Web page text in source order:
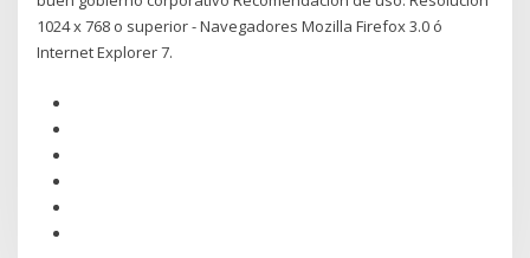
1024 x 768 o superior - Navegadores Mozilla Firefox 3.0 ó
Internet Explorer 7.